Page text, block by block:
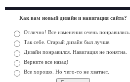
Как вам новый дизайн и навигация сайта?
Отлично! Все изменения очень понравились.
Так себе. Старый дизайн был лучше.
Дизайн понравился. Навигация не понятна.
Верните все назад!
Все хорошо. Но чего-то не хватает.